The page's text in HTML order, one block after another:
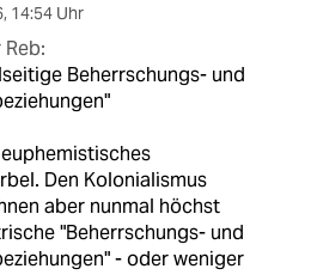
, 14:54 Uhr
Beherrschungs- und
Den Kolonialismus
aber nunmal höchst
"Beherrschungs- und
- oder weniger